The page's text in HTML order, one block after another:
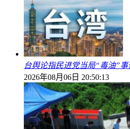
台舆论指民进党当局“毒油”
2026年08月06日 20:50:13